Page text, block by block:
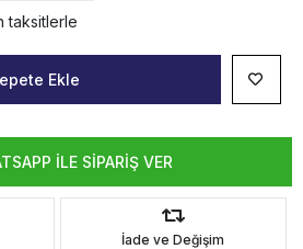
taksitlerle
Ekle
İLE SİPARİŞ VER
İade ve Değişim